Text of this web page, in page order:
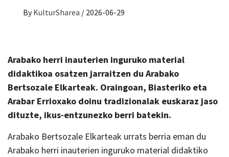
By KulturSharea / 2026-06-29
Arabako herri inauterien inguruko material
didaktikoa osatzen jarraitzen du Arabako
Bertsozale Elkarteak. Oraingoan, Biasteriko eta
Arabar Errioxako doinu tradizionalak euskaraz jaso
dituzte, ikus-entzunezko berri batekin.
Arabako Bertsozale Elkarteak urrats berria eman du
Arabako herri inauterien inguruko material didaktiko